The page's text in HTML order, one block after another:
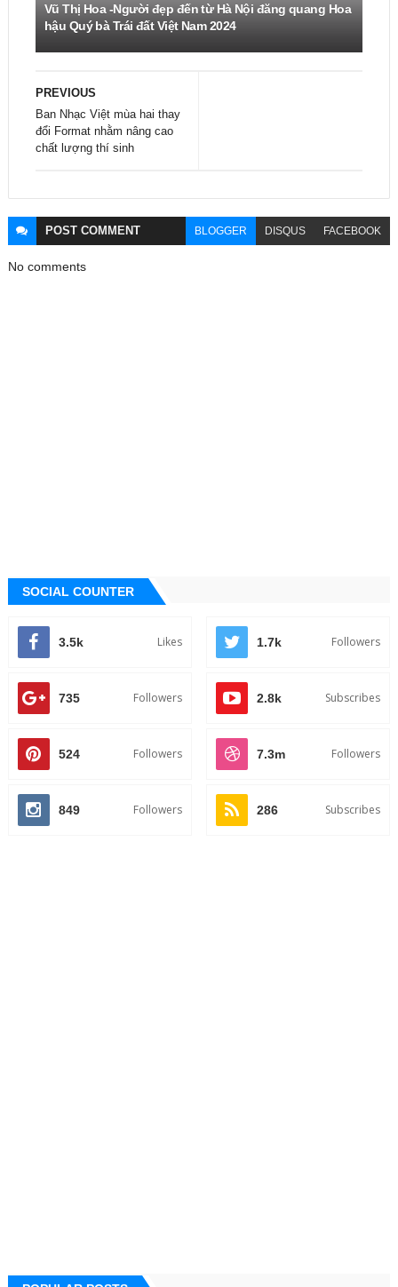
Vũ Thị Hoa -Người đẹp đến từ Hà Nội đăng quang Hoa
hậu Quý bà Trái đất Việt Nam 2024
PREVIOUS
Ban Nhạc Việt mùa hai thay
đổi Format nhằm nâng cao
chất lượng thí sinh
POST COMMENT BLOGGER DISQUS FACEBOOK
No comments
SOCIAL COUNTER
3.5k Likes 1.7k Followers
735 Followers 2.8k Subscribes
524 Followers 7.3m Followers
849 Followers 286 Subscribes